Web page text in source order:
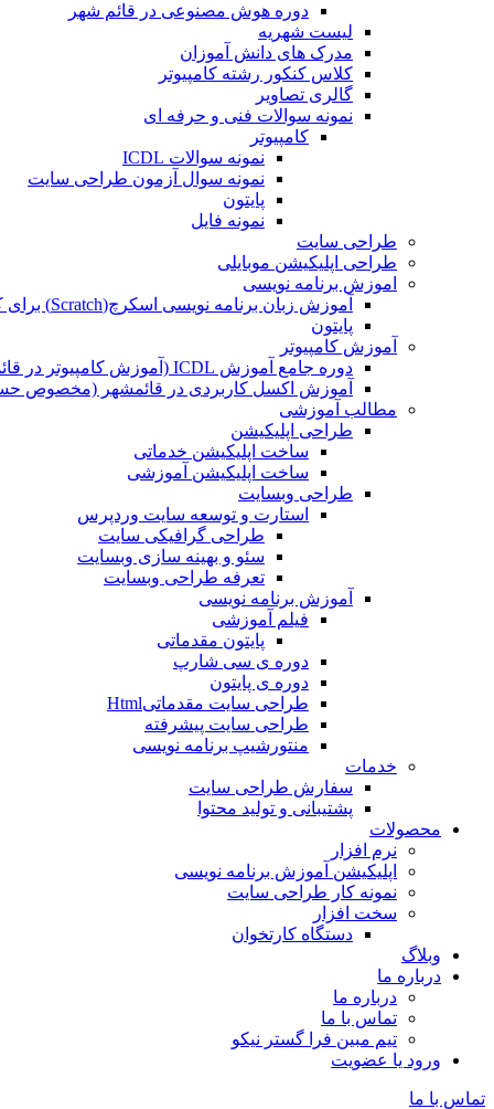
دوره هوش مصنوعی در قائم شهر
لیست شهریه
مدرک های دانش آموزان
کلاس کنکور رشته کامپیوتر
گالری تصاویر
نمونه سوالات فنی و حرفه ای
کامپیوتر
نمونه سوالات ICDL
نمونه سوال آزمون طراحی سایت
پایتون
نمونه فایل
طراحی سایت
طراحی اپلیکیشن موبایلی
اموزش برنامه نویسی
آموزش زبان برنامه نویسی اسکرچ(Scratch) برای کودکان
پایتون
آموزش کامپیوتر
دوره جامع آموزش ICDL (آموزش کامپیوتر در قائمشهر)
آموزش اکسل کاربردی در قائمشهر (مخصوص
مطالب آموزشی
طراحی اپلیکیشن
ساخت اپلیکیشن خدماتی
ساخت اپلیکیشن آموزشی
طراحی وبسایت
استارت و توسعه سایت وردپرس
طراحی گرافیکی سایت
سئو و بهینه سازی وبسایت
تعرفه طراحی وبسایت
آموزش برنامه نویسی
فیلم آموزشی
پایتون مقدماتی
دوره ی سی شارپ
دوره ی پایتون
طراحی سایت مقدماتیHtml
طراحی سایت پیشرفته
منتورشیپ برنامه نویسی
خدمات
سفارش طراحی سایت
پشتیبانی و تولید محتوا
محصولات
نرم افزار
اپلیکیشن آموزش برنامه نویسی
نمونه کار طراحی سایت
سخت افزار
دستگاه کارتخوان
وبلاگ
درباره ما
درباره ما
تماس با ما
تیم مبین فرا گستر نیکو
ورود یا عضویت
تماس با ما